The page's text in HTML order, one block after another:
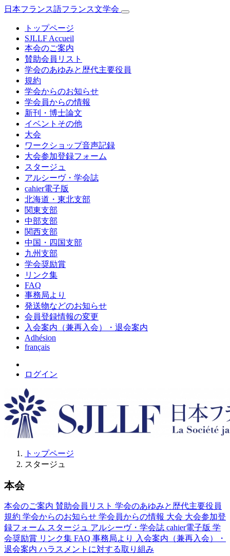
日本フランス語フランス文学会
トップページ
SJLLF Accueil
本会のご案内
賛助会員リスト
学会のあゆみと歴代主要役員
規約
学会からのお知らせ
学会員からの情報
新刊・博士論文
イベントその他
大会
ワークショップ音声記録
大会参加登録フォーム
スタージュ
アルシーヴ・学会誌
cahier電子版
北海道・東北支部
関東支部
中部支部
関西支部
中国・四国支部
九州支部
学会奨励賞
リンク集
FAQ
事務局より
発送物などのお知らせ
会員登録情報の変更
入会案内（兼再入会）・退会案内
Adhésion
français
ログイン
トップページ
スタージュ
本会
本会のご案内 賛助会員リスト 学会のあゆみと歴代主要役員
規約 学会からのお知らせ 学会員からの情報 大会 大会参加登
録フォーム スタージュ アルシーヴ・学会誌 cahier電子版 学
会奨励賞 リンク集 FAQ 事務局より
入会案内（兼再入会）・
退会案内 ハラスメントに対する取り組み